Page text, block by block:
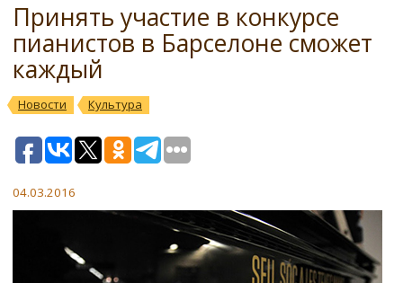
Принять участие в конкурсе
пианистов в Барселоне сможет
каждый
Новости Культура
04.03.2016